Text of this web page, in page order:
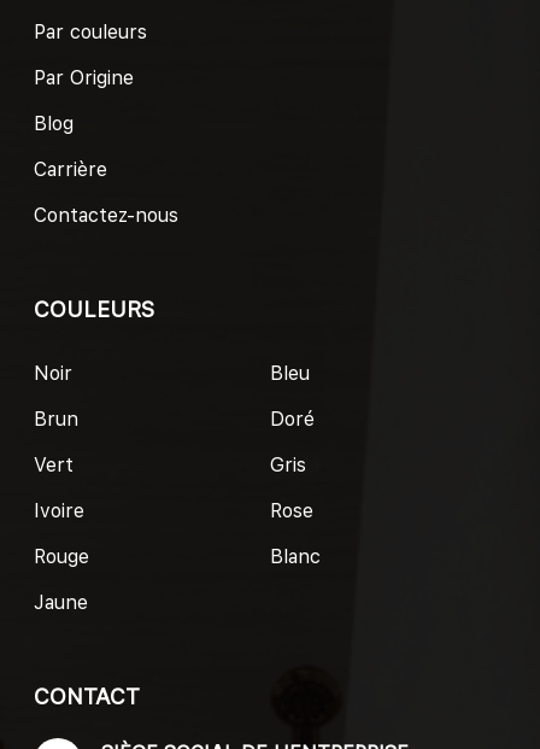
Par couleurs
Par Origine
Blog
Carrière
Contactez-nous
COULEURS
Noir
Bleu
Brun
Doré
Vert
Gris
Ivoire
Rose
Rouge
Blanc
Jaune
CONTACT